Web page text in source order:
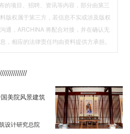
的项目、招聘、资讯等内容，部分由第三
版权属于第三方，若信息不实或涉及版权
通，ARCHINA 将配合对接，并在确认无
，相应的法律责任均由资料提供方承担。
美院风景建筑
设计研究总院